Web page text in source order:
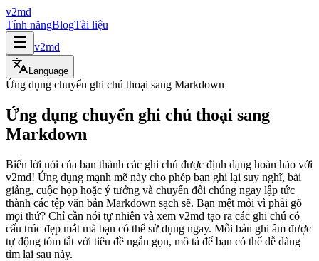
v2md
Tính năngBlogTài liệu
v2md
Language
Ứng dụng chuyển ghi chú thoại sang Markdown
Ứng dụng chuyển ghi chú thoại sang
Markdown
Biến lời nói của bạn thành các ghi chú được định dạng hoàn hảo với
v2md! Ứng dụng mạnh mẽ này cho phép bạn ghi lại suy nghĩ, bài
giảng, cuộc họp hoặc ý tưởng và chuyển đổi chúng ngay lập tức
thành các tệp văn bản Markdown sạch sẽ. Bạn mệt mỏi vì phải gõ
mọi thứ? Chỉ cần nói tự nhiên và xem v2md tạo ra các ghi chú có
cấu trúc đẹp mắt mà bạn có thể sử dụng ngay. Mỗi bản ghi âm được
tự động tóm tắt với tiêu đề ngắn gọn, mô tả để bạn có thể dễ dàng
tìm lại sau này.